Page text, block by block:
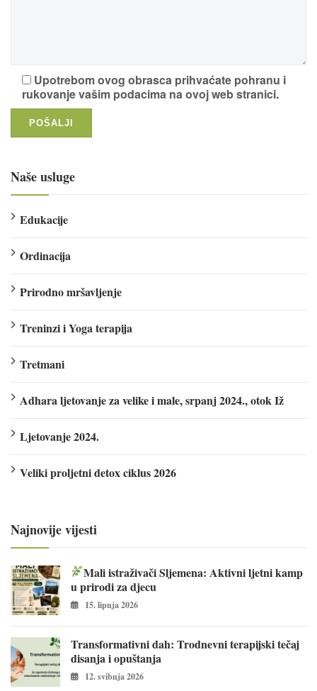
Upotrebom ovog obrasca prihvaćate pohranu i
rukovanje vašim podacima na ovoj web stranici.
Naše usluge
Edukacije
Ordinacija
Prirodno mršavljenje
Treninzi i Yoga terapija
Tretmani
Adhara ljetovanje za velike i male, srpanj 2024., otok Iž
Ljetovanje 2024.
Veliki proljetni detox ciklus 2026
Najnovije vijesti
Mali istraživači Sljemena: Aktivni ljetni kamp
u prirodi za djecu
15. lipnja 2026
Transformativni dah: Trodnevni terapijski tečaj
disanja i opuštanja
12. svibnja 2026